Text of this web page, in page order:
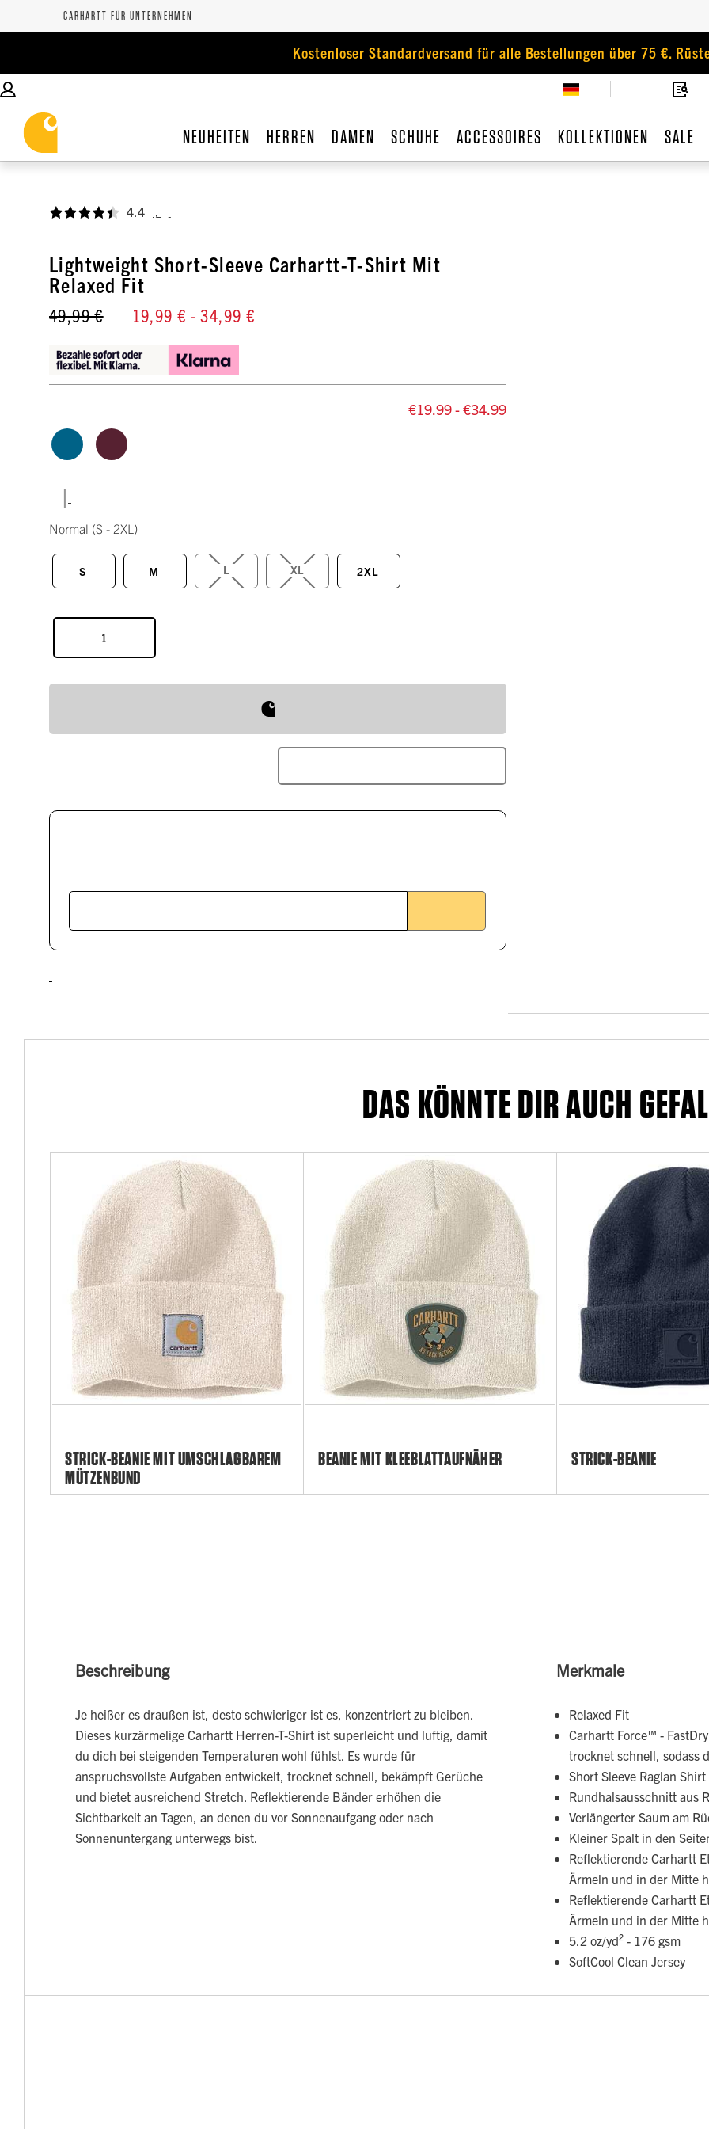
CARHARTT FÜR UNTERNEHMEN
Kostenloser Standardversand für alle Bestellungen über 75 €.
NEUHEITEN HERREN DAMEN SCHUHE ACCESSOIRES KOLLEKTIONEN SALE
4.4
Lightweight Short-Sleeve Carhartt-T-Shirt Mit
Relaxed Fit
49,99 € 19,99 € - 34,99 €
€19.99 - €34.99
|
Normal (S - 2XL)
S M L XL 2XL
DAS KÖNNTE DIR AUCH
STRICK-BEANIE MIT UMSCHLAGBAREM
MÜTZENBUND
BEANIE MIT KLEEBLATTAUFNÄHER STRICK-BEANIE
Beschreibung
Je heißer es draußen ist, desto schwieriger ist es, konzentriert zu bleiben.
Dieses kurzärmelige Carhartt Herren-T-Shirt ist superleicht und luftig, damit
du dich bei steigenden Temperaturen wohl fühlst. Es wurde für
anspruchsvollste Aufgaben entwickelt, trocknet schnell, bekämpft Gerüche
und bietet ausreichend Stretch. Reflektierende Bänder erhöhen die
Sichtbarkeit an Tagen, an denen du vor Sonnenaufgang oder nach
Sonnenuntergang unterwegs bist.
Merkmale
Relaxed Fit
Carhartt Force™ -
trocknet schnell, sodass
Short Sleeve Raglan Shirt
Rundhalsausschnitt aus
Verlängerter Saum am
Kleiner Spalt in den
Reflektierende Carhartt
Ärmeln und in der Mitte
Reflektierende Carhartt
Ärmeln und in der Mitte
5.2 oz/yd² - 176 gsm
SoftCool Clean Jersey